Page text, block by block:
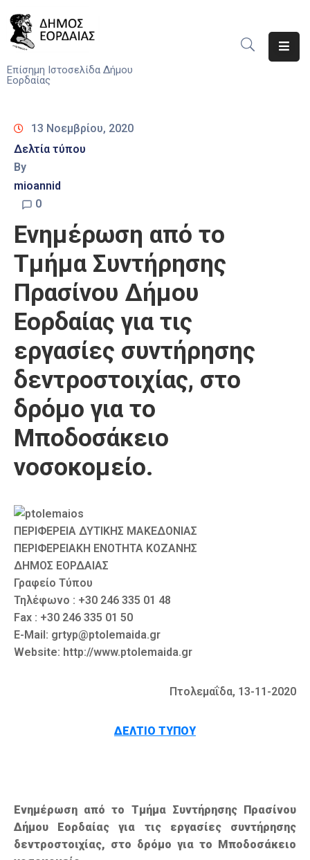
Επίσημη Ιστοσελίδα Δήμου
Εορδαίας
Υπηρεσίες
Του
Δήμου
Προσκλήσεις
Αποφάσεις
Τηλέφωνα
Καιρός
13 Νοεμβρίου, 2020
Δελτία τύπου
By
mioannid
0
Ενημέρωση από το
Τμήμα Συντήρησης
Πρασίνου Δήμου
Εορδαίας για τις
εργασίες συντήρησης
δεντροστοιχίας, στο
δρόμο για το
Μποδοσάκειο
νοσοκομείο.
ΠΕΡΙΦΕΡΕΙΑ ΔΥΤΙΚΗΣ ΜΑΚΕΔΟΝΙΑΣ
ΠΕΡΙΦΕΡΕΙΑΚΗ ΕΝΟΤΗΤΑ ΚΟΖΑΝΗΣ
ΔΗΜΟΣ ΕΟΡΔΑΙΑΣ
Γραφείο Τύπου
Τηλέφωνο : +30 246 335 01 48
Fax : +30 246 335 01 50
E-Mail: grtyp@ptolemaida.gr
Website: http://www.ptolemaida.gr
Πτολεμαΐδα, 13-11-2020
ΔΕΛΤΙΟ ΤΥΠΟΥ
Ενημέρωση από το Τμήμα Συντήρησης Πρασίνου
Δήμου Εορδαίας για τις εργασίες συντήρησης
δεντροστοιχίας, στο δρόμο για το Μποδοσάκειο